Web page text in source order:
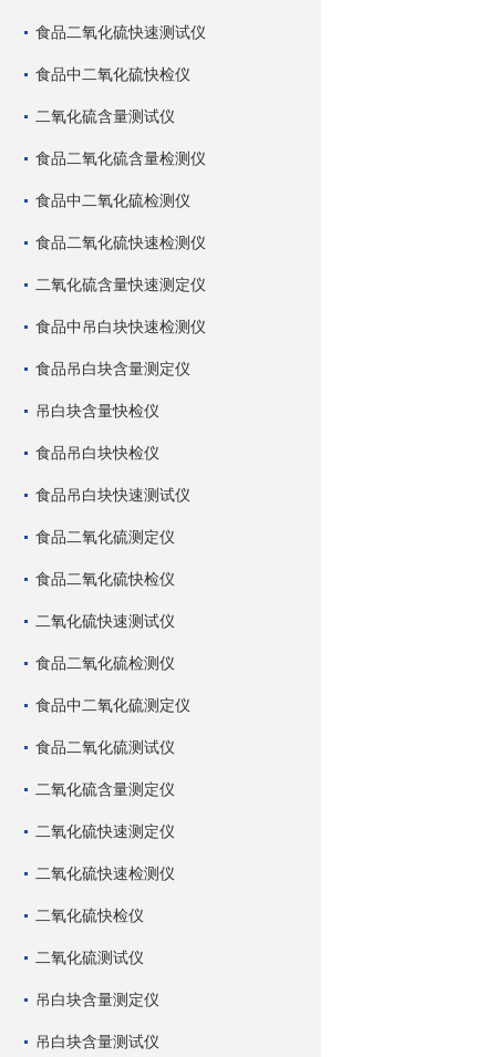
食品二氧化硫快速测试仪
食品中二氧化硫快检仪
二氧化硫含量测试仪
食品二氧化硫含量检测仪
食品中二氧化硫检测仪
食品二氧化硫快速检测仪
二氧化硫含量快速测定仪
食品中吊白块快速检测仪
食品吊白块含量测定仪
吊白块含量快检仪
食品吊白块快检仪
食品吊白块快速测试仪
食品二氧化硫测定仪
食品二氧化硫快检仪
二氧化硫快速测试仪
食品二氧化硫检测仪
食品中二氧化硫测定仪
食品二氧化硫测试仪
二氧化硫含量测定仪
二氧化硫快速测定仪
二氧化硫快速检测仪
二氧化硫快检仪
二氧化硫测试仪
吊白块含量测定仪
吊白块含量测试仪